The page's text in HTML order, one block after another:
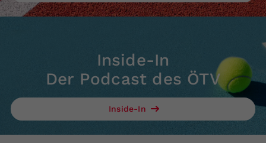
Inside-In
Der Podcast des ÖTV
Inside-In